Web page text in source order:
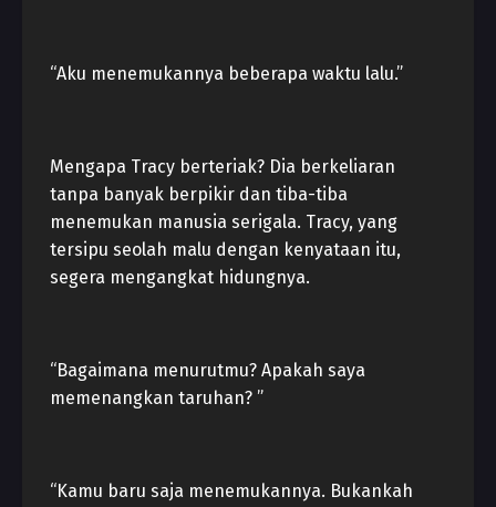
“Aku menemukannya beberapa waktu lalu.”
Mengapa Tracy berteriak? Dia berkeliaran
tanpa banyak berpikir dan tiba-tiba
menemukan manusia serigala. Tracy, yang
tersipu seolah malu dengan kenyataan itu,
segera mengangkat hidungnya.
“Bagaimana menurutmu? Apakah saya
memenangkan taruhan? ”
“Kamu baru saja menemukannya. Bukankah